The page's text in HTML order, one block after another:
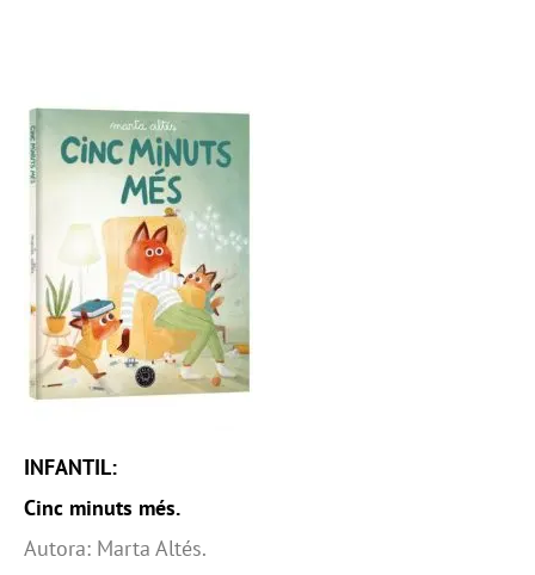
INFANTIL:
Cinc minuts més.
Autora: Marta Altés.